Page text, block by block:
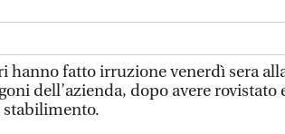
hanno fatto irruzione venerdì sera
dell’azienda, dopo avere rovistato
stabilimento.